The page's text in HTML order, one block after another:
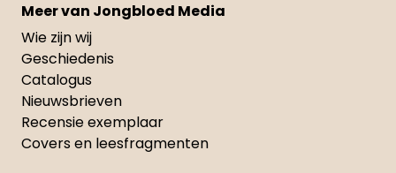
Meer van Jongbloed Media
Wie zijn wij
Geschiedenis
Catalogus
Nieuwsbrieven
Recensie exemplaar
Covers en leesfragmenten